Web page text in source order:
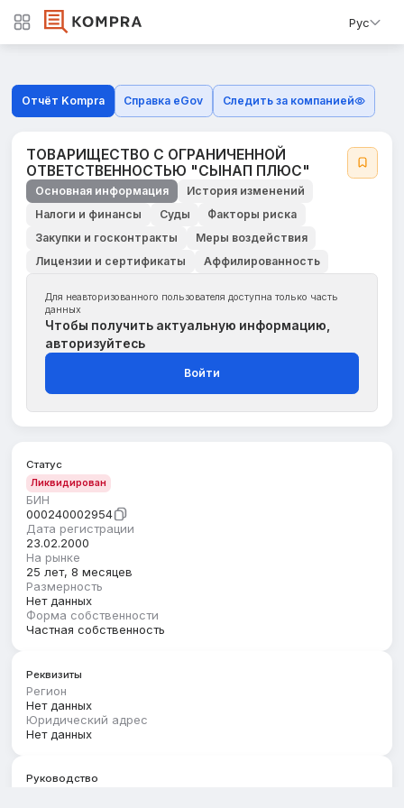
Рус
Отчёт Kompra Справка eGov Следить за компанией
ТОВАРИЩЕСТВО С ОГРАНИЧЕННОЙ
ОТВЕТСТВЕННОСТЬЮ "СЫНАП ПЛЮС"
Основная информация
История изменений
Налоги и финансы
Суды
Факторы риска
Закупки и госконтракты
Меры воздействия
Лицензии и сертификаты
Аффилированность
Для неавторизованного пользователя доступна только часть
данных
Чтобы получить актуальную информацию,
авторизуйтесь
Войти
Статус
Ликвидирован
БИН
000240002954
Дата регистрации
23.02.2000
На рынке
25 лет, 8 месяцев
Размерность
Нет данных
Форма собственности
Частная собственность
Реквизиты
Регион
Нет данных
Юридический адрес
Нет данных
Руководство